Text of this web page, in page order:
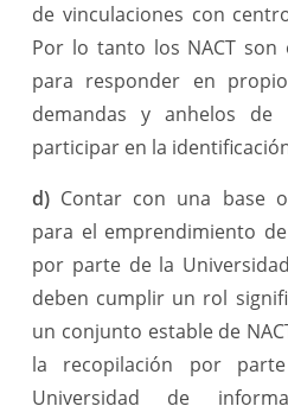
de vinculaciones con
Por lo tanto los NACT son
para responder en
demandas y anhelos
participar en la
d) Contar con una base
para el emprendimiento
por parte de la
deben cumplir un rol
un conjunto estable de
la recopilación por
Universidad de